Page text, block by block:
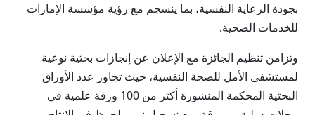
بجودة الرعاية النفسية، بما ينسجم مع رؤية مؤسسة الإمارات
للخدمات الصحية.
وتزامن تنظيم الجائزة مع الإعلان عن إنجازات بحثية نوعية
لمستشفى الأمل للصحة النفسية، حيث تجاوز عدد الأوراق
البحثية المحكمة المنشورة أكثر من 100 ورقة علمية في